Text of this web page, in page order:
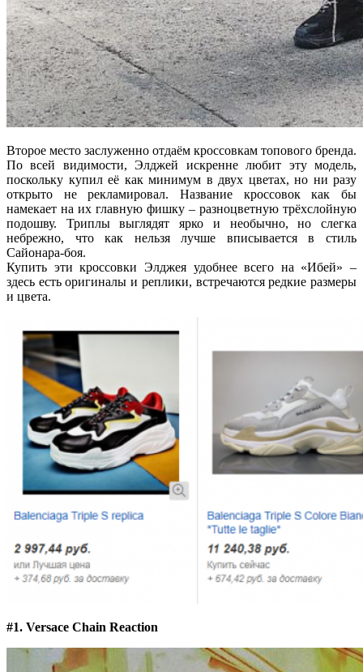
Второе место заслуженно отдаём кроссовкам топового бренда.
По всей видимости, Элджей искренне любит эту модель,
поскольку купил её как минимум в двух цветах, но ни разу
открыто не рекламировал. Название кроссовок как бы
намекает на их главную фишку – разноцветную трёхслойную
подошву. Триплы выглядят ярко и необычно, но слегка
небрежно, что как нельзя лучше вписывается в стиль
Сайонара-боя.
Купить эти кроссовки Элджея удобнее всего на «Ибей» –
здесь есть оригиналы и реплики, встречаются редкие размеры
и цвета.
#1. Versace Chain Reaction